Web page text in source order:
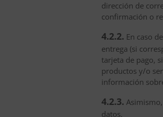
dirección de
confirmación o
4.2.2. En caso
entrega (si
tarjeta de pago,
productos y/o
información
4.2.3.
datos.